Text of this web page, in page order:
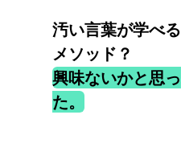
汚い言葉が学べる
メソッド？
興味ないかと思っ
た。